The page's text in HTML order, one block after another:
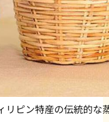
ピン特産の伝統的な